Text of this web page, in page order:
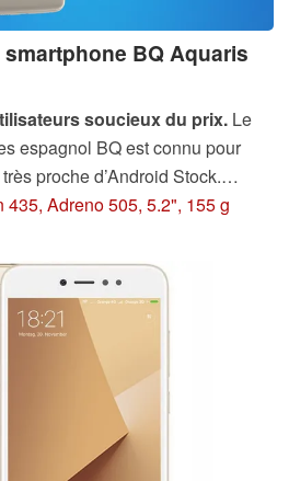
BQ Aquaris
soucieux du prix.Le
espagnol BQ est connu pour
proche d’Android Stock.
ce principe. Tout en utilisant des
étonnamment bons dans
certains domaines.
Adreno 505, 5.2", 155 g